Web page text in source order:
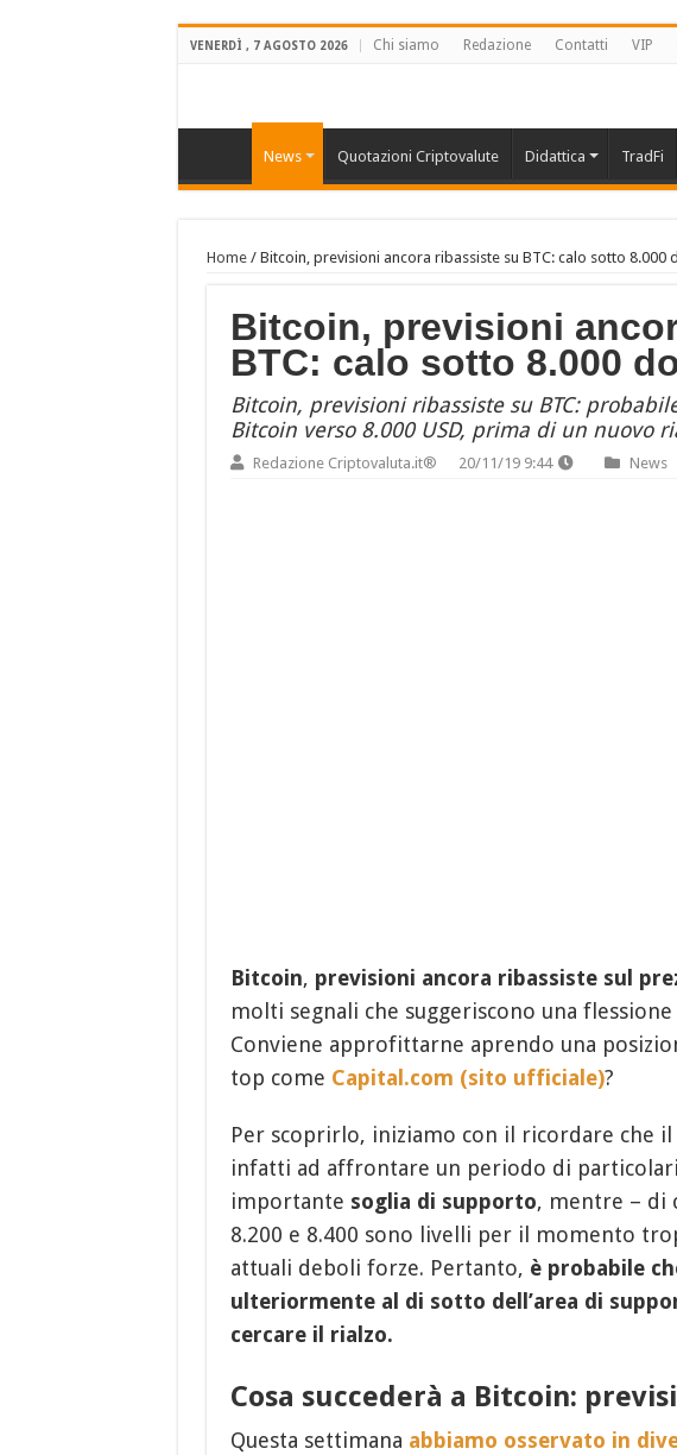
VENERDÌ , 7 AGOSTO 2026 Chi siamo Redazione Contatti VIP
News Quotazioni Criptovalute Didattica TradFi
Home/ Bitcoin, previsioni ancora ribassiste su BTC: calo sotto 8.000
Bitcoin, previsioni
BTC: calo sotto 8.000
Bitcoin, previsioni ribassiste su BTC:
Bitcoin verso 8.000 USD, prima di un nuovo
Redazione Criptovaluta.it® 20/11/19 9:44 News
Bitcoin, previsioni ancora ribassiste sul
molti segnali che suggeriscono una
Conviene approfittarne aprendo una
top come Capital.com (sito ufficiale)?
Per scoprirlo, iniziamo con il ricordare che il
infatti ad affrontare un periodo di
importante soglia di supporto, mentre – di
8.200 e 8.400 sono livelli per il momento
attuali deboli forze. Pertanto, è probabile
ulteriormente al di sotto dell’area di
cercare il rialzo.
Cosa succederà a Bitcoin:
Questa settimana abbiamo osservato in